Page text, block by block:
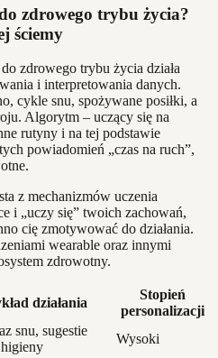
zdrowego trybu życia?
ściemy
do zdrowego trybu życia działa
i interpretowania danych.
cykle snu, spożywane posiłki, a
Algorytm – uczący się na
rutyny i na tej podstawie
powiadomień „czas na ruch”,
z mechanizmów uczenia
i „uczy się” twoich zachowań,
cię zmotywować do działania.
wearable oraz innymi
zdrowotny.
działania
Stopień
personalizacji
snu, sugestie
Wysoki